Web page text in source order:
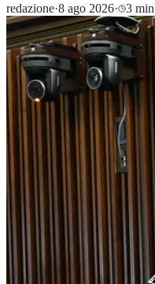
redazione·8 ago 2026· 3 min